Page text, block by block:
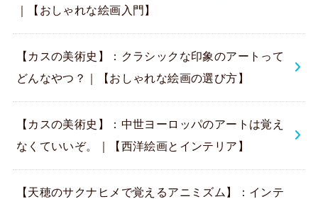
｜【おしゃれな絵画入門】
【カスの美術史】：クラシックな印象のアートって
どんなやつ？｜【おしゃれな絵画の選び方】
【カスの美術史】：中世ヨーロッパのアートは覚え
なくていいぞ。｜【西洋絵画とインテリア】
【天穂のサクナヒメで覚えるアニミズム】：インテ